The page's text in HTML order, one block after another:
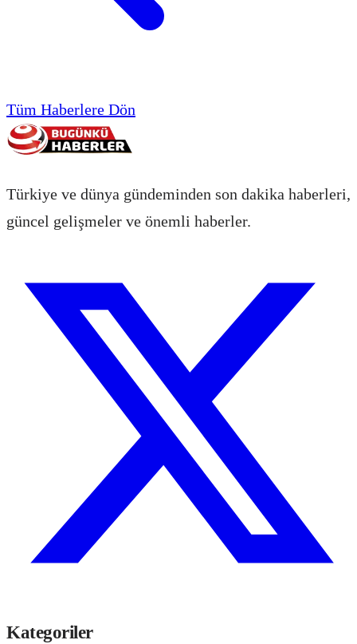
Tüm Haberlere Dön
Türkiye ve dünya gündeminden son dakika haberleri,
güncel gelişmeler ve önemli haberler.
Kategoriler